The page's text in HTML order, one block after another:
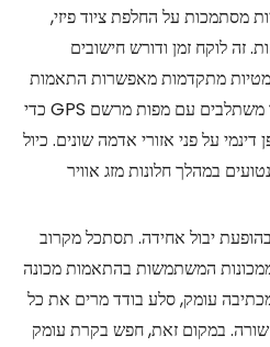
מסתמכות על החלפת ציוד פיזי,
זה לוקח זמן ודורש חישובים
מתקדמות מאפשרות התאמות
קצב בתוך המונית. חלקם אפילו משתלבים עם מפות מרשם GPS כדי
על פני אזורי אדמה שונים. כיול
במהלך חלונות מזג אוויר
יבול אחידה. תסתכל מקרוב
ממכונות המשתמשות בהתאמות מכונה
עומק, סלע בודד מרים את כל
במקום זאת, חפש בקרת עומק